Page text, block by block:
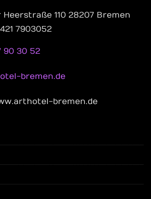
110 28207 Bremen
7903052
90 30 52
bremen.de
bremen.de